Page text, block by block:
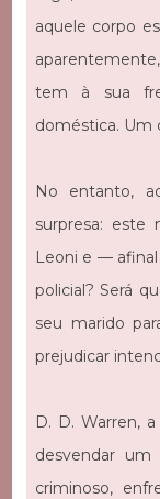
aquele corpo
tem à sua
doméstica. Um
No entanto,
surpresa: este
Leoni e —
policial? Será
seu marido
prejudicar
D. D. Warren,
desvendar
criminoso,